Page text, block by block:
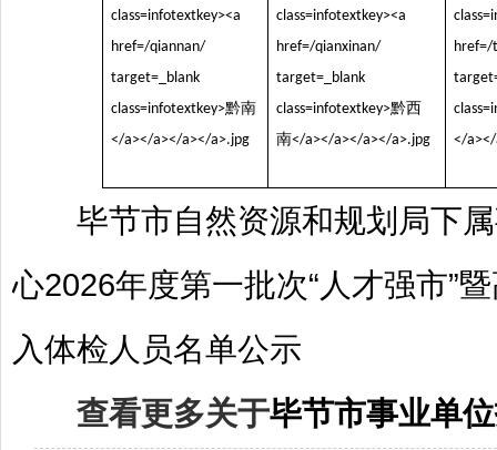
毕节市自然资源和规划局下
心2026年度第一批次“人才强市”
入体检人员名单公示
查看更多关于毕节市事业单